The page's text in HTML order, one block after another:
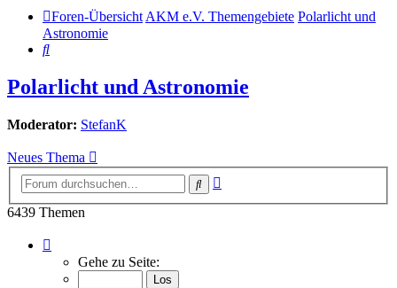
Foren-Übersicht AKM e.V. Themengebiete Polarlicht und
Astronomie
Suche
Polarlicht und Astronomie
Moderator: StefanK
Neues Thema
Suche
6439 Themen
von
Gehe zu Seite: